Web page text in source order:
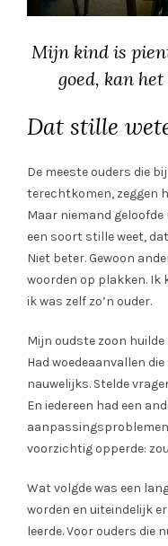
Mijn kind is
goed, kan
Dat stille
De meeste ouders die
terechtkomen, zeggen
Maar niemand geloofde
een soort stille weet,
Niet beter. Gewoon
woorden op plakken. Ik
ik was zelf zo’n ouder.
Mijn oudste zoon
Had woedeaanvallen
nauwelijks. Stelde
En iedereen had een
voorzichtig opperde:
Wat volgde was een
worden en uiteindelijk
leerde. Voor ouders die